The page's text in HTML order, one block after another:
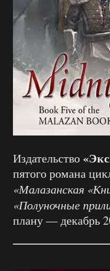
Издательство
пятого романа
«Малазанская
«Полуночные
плану — декабрь